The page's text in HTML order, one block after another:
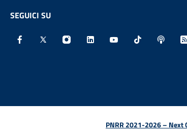
SEGUICI SU
PNRR 2021-2026 – Next